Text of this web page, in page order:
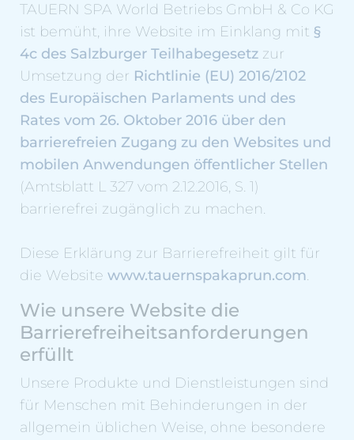
TAUERN SPA World Betriebs GmbH & Co KG
ist bemüht, ihre Website im Einklang mit §
4c des Salzburger Teilhabegesetz zur
Umsetzung der Richtlinie (EU) 2016/2102
des Europäischen Parlaments und des
Rates vom 26. Oktober 2016 über den
barrierefreien Zugang zu den Websites und
mobilen Anwendungen öffentlicher Stellen
(Amtsblatt L 327 vom 2.12.2016, S. 1)
barrierefrei zugänglich zu machen.
Diese Erklärung zur Barrierefreiheit gilt für
die Website www.tauernspakaprun.com.
Wie unsere Website die
Barrierefreiheitsanforderungen
erfüllt
Unsere Produkte und Dienstleistungen sind
für Menschen mit Behinderungen in der
allgemein üblichen Weise, ohne besondere